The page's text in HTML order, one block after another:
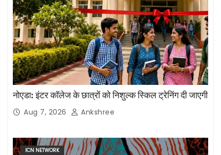
नोएडा: इंटर कॉलेज के छात्रों को निशुल्क स्किल ट्रेनिंग दी जाएगी
Aug 7, 2026 Ankshree
ICN NETWORK